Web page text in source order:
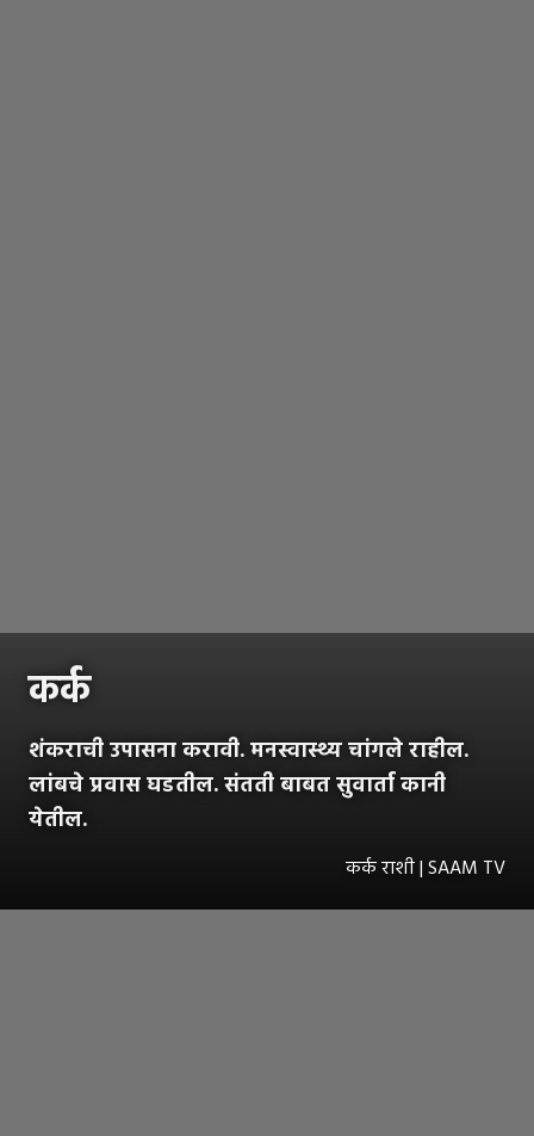
कर्क
शंकराची उपासना करावी. मनस्वास्थ्य चांगले राहील.
लांबचे प्रवास घडतील. संतती बाबत सुवार्ता कानी
येतील.
कर्क राशी | SAAM TV